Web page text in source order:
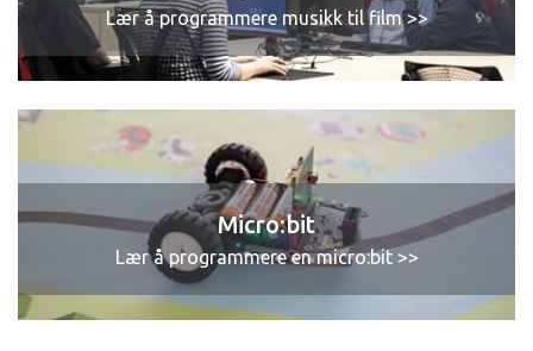
Lær å programmere musikk til film >>
Micro:bit
Lær å programmere en micro:bit >>